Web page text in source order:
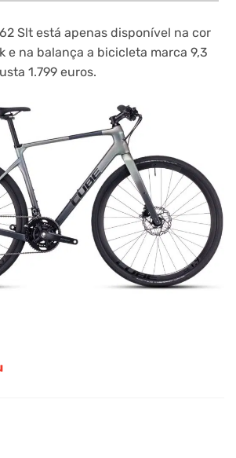
Slt está apenas disponível na cor
e na balança a bicicleta marca 9,3
1.799 euros.